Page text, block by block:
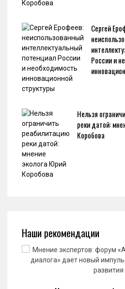
Сергей
России и
Нельзя
реки датой:
Коробова
Наши рекомендации